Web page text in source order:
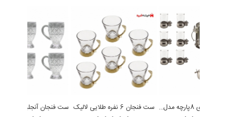
سرویس چایخوری 8پارچه مدل پروانه برند سالی نو ست فنجان 6 نفره طلایی لالیک